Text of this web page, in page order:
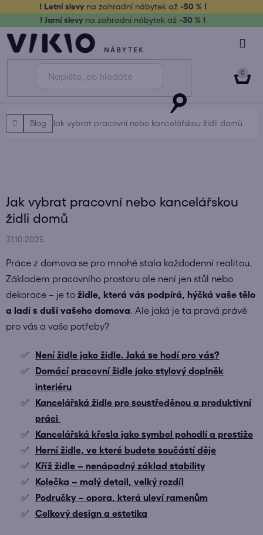
obsah
! Letní slevy na zahradní nábytek až-50 % !
! Jarní slevy na zahradní nábytek až -30 % !
DomůBlog Jak vybrat pracovní nebo kancelářskou židli domů
Jak vybrat pracovní nebo kancelářskou
židli domů
31.10.2025
Práce z domova se pro mnohé stala každodenní realitou.
Základem pracovního prostoru ale není jen stůl nebo
dekorace – je to židle, která vás podpírá, hýčká vaše tělo
a ladí s duší vašeho domova. Ale jaká je ta pravá právě
pro vás a vaše potřeby?
Není židle jako židle. Jaká se hodí pro vás?
Domácí pracovní židle jako stylový doplněk
interiéru
Kancelářská židle pro soustředěnou a produktivní
práci
Kancelářská křesla jako symbol pohodlí a prestiže
Herní židle, ve které budete součástí děje
Kříž židle – nenápadný základ stability
Kolečka – malý detail, velký rozdíl
Područky – opora, která uleví ramenům
Celkový design a estetika